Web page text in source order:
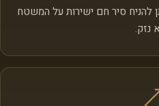
להניח סיר חם ישירות על המשטח
נזק.